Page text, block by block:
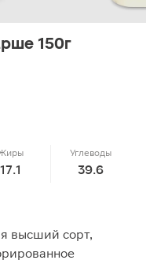
150г
17.1
Углеводы
39.6
высший сорт,